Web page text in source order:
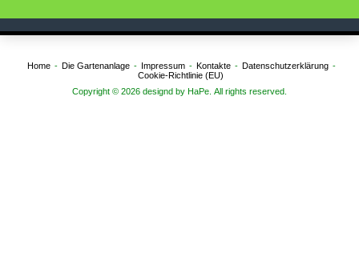
Home Die Gartenanlage Impressum Kontakte
Datenschutzerklärung
Cookie-Richtlinie (EU)
Copyright © 2026 designd by HaPe. All rights reserved.